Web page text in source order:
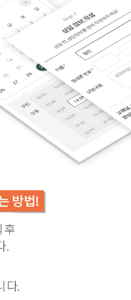
방법!
후
.
다.